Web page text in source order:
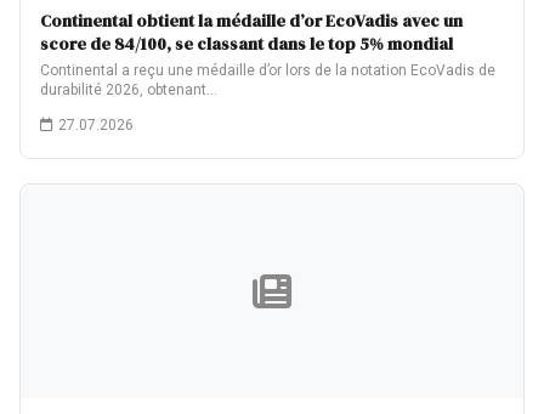
Continental obtient la médaille d’or EcoVadis avec un
score de 84/100, se classant dans le top 5% mondial
Continental a reçu une médaille d’or lors de la notation EcoVadis de
durabilité 2026, obtenant…
27.07.2026